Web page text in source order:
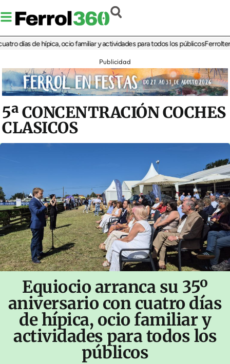
de hípica, ocio familiar y actividades para todos los públicosFerrolterra
Publicidad
5ª CONCENTRACIÓN COCHES
CLASICOS
Equiocio arranca su 35º
aniversario con cuatro días
de hípica, ocio familiar y
actividades para todos los
públicos